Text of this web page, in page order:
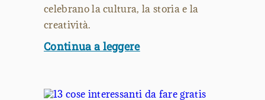
celebrano la cultura, la storia e la
creatività.
Continua a leggere